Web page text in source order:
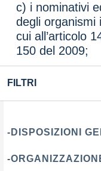
c) i nominativi
degli organismi
cui all’articolo
150 del 2009;
FILTRI
-DISPOSIZIONI
-